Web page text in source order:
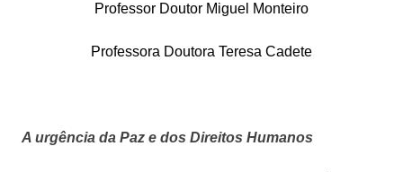
Professor Doutor Miguel Monteiro
Professora Doutora Teresa Cadete
A urgência da Paz e dos Direitos Humanos